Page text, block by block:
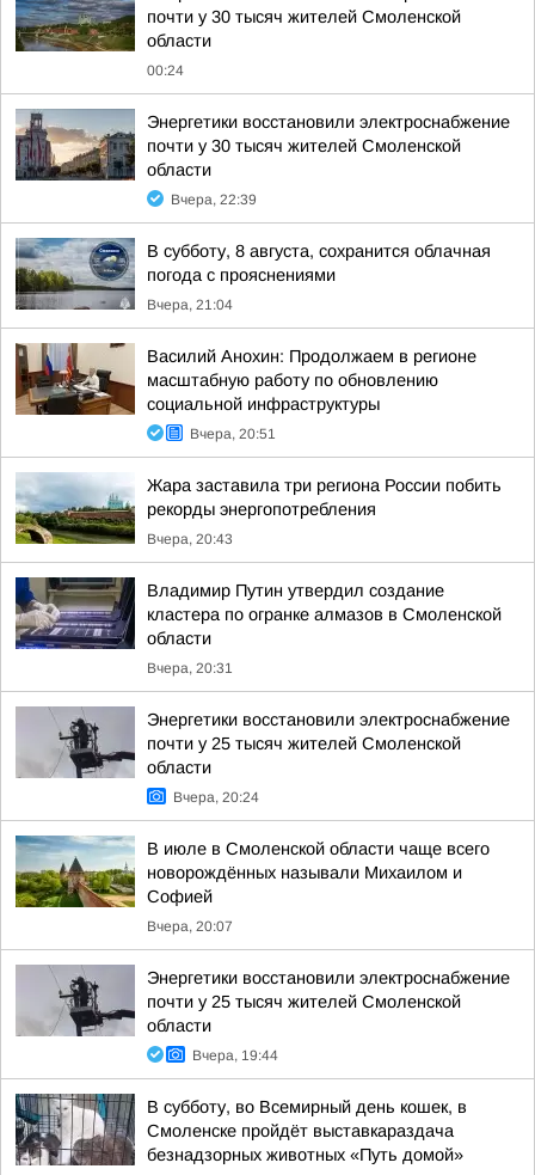
почти у 30 тысяч жителей Смоленской
области
00:24
Энергетики восстановили электроснабжение
почти у 30 тысяч жителей Смоленской
области
Вчера, 22:39
В субботу, 8 августа, сохранится облачная
погода с прояснениями
Вчера, 21:04
Василий Анохин: Продолжаем в регионе
масштабную работу по обновлению
социальной инфраструктуры
Вчера, 20:51
Жара заставила три региона России побить
рекорды энергопотребления
Вчера, 20:43
Владимир Путин утвердил создание
кластера по огранке алмазов в Смоленской
области
Вчера, 20:31
Энергетики восстановили электроснабжение
почти у 25 тысяч жителей Смоленской
области
Вчера, 20:24
В июле в Смоленской области чаще всего
новорождённых называли Михаилом и
Софией
Вчера, 20:07
Энергетики восстановили электроснабжение
почти у 25 тысяч жителей Смоленской
области
Вчера, 19:44
В субботу, во Всемирный день кошек, в
Смоленске пройдёт выставкараздача
безнадзорных животных «Путь домой»